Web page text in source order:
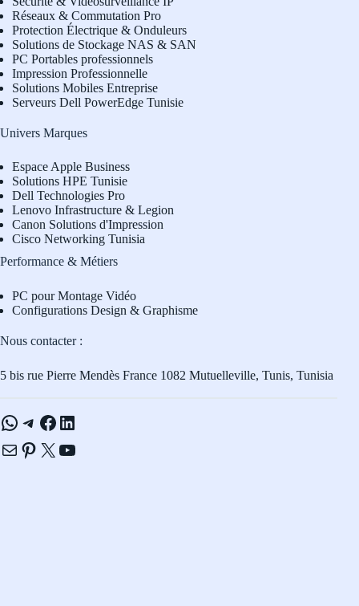
Réseaux & Commutation Pro
Protection Électrique & Onduleurs
Solutions de Stockage NAS & SAN
PC Portables professionnels
Impression Professionnelle
Solutions Mobiles Entreprise
Serveurs Dell PowerEdge Tunisie
Univers Marques
Espace Apple Business
Solutions HPE Tunisie
Dell Technologies Pro
Lenovo Infrastructure & Legion
Canon Solutions d'Impression
Cisco Networking Tunisia
Performance & Métiers
PC pour Montage Vidéo
Configurations Design & Graphisme
Nous contacter :
5 bis rue Pierre Mendès France 1082 Mutuelleville, Tunis, Tunisia
WhatsApp
Telegram
Facebook
LinkedIn
E-mailPinterest
X YouTube